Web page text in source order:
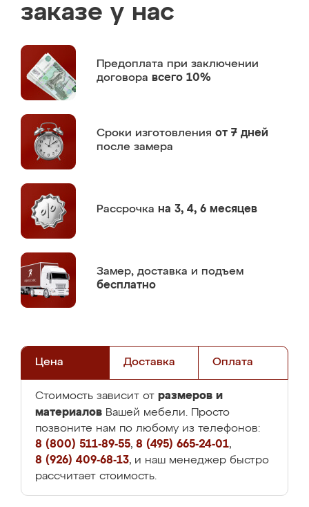
заказе у нас
Предоплата при заключении
договора всего 10%
Сроки изготовления от 7 дней
после замера
Рассрочка на 3, 4, 6 месяцев
Замер, доставка и подъем
бесплатно
Цена Доставка Оплата
Стоимость зависит от размеров и
материалов Вашей мебели. Просто
позвоните нам по любому из телефонов:
8 (800) 511-89-55, 8 (495) 665-24-01,
8 (926) 409-68-13, и наш менеджер быстро
рассчитает стоимость.